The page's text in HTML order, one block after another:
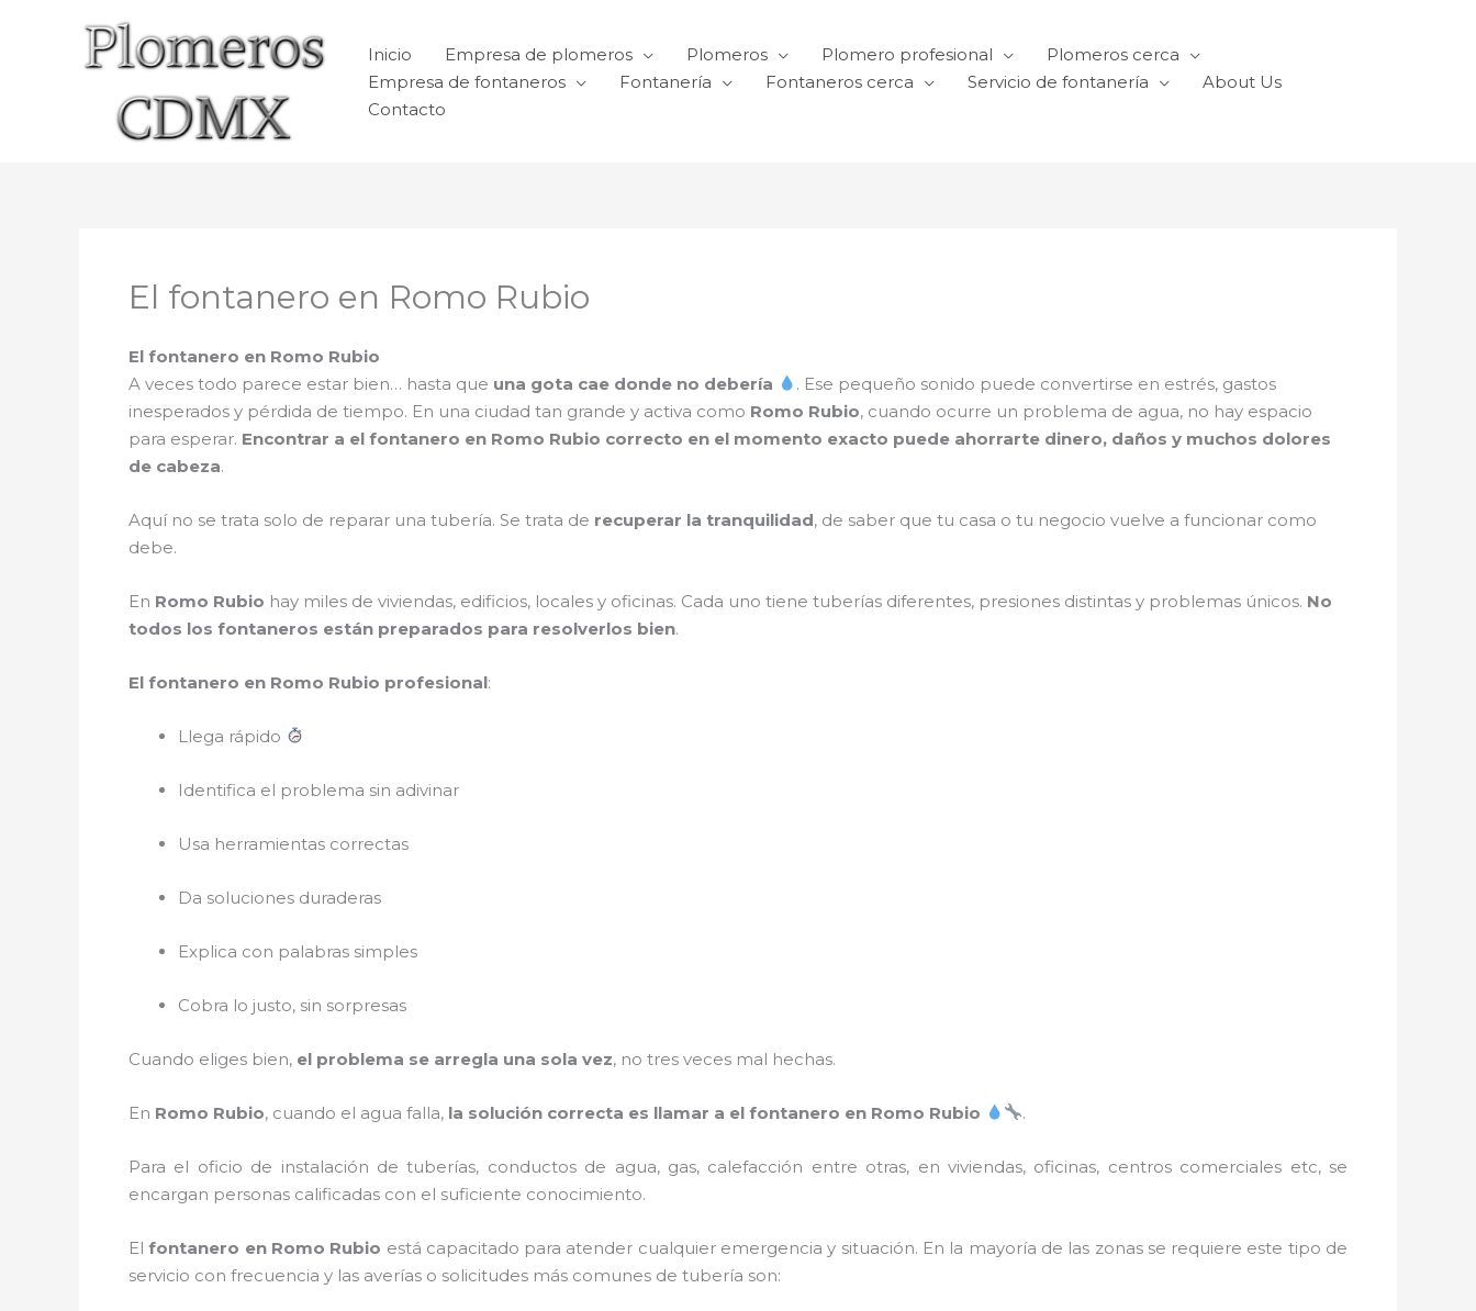
Inicio Empresa de plomeros Plomeros Plomero profesional
Plomeros cerca
Empresa de fontaneros
Fontanería Fontaneros cerca Servicio de fontanería
About Us
Contacto
El fontanero en Romo Rubio
El fontanero en Romo Rubio
A veces todo parece estar bien… hasta que una gota cae donde no debería
. Ese pequeño sonido puede convertirse en estrés, gastos
inesperados y pérdida de tiempo. En una ciudad tan grande y activa como Romo Rubio, cuando ocurre un problema de agua, no hay espacio
para esperar. Encontrar a el fontanero en Romo Rubio correcto en el momento exacto puede ahorrarte dinero, daños y muchos dolores
de cabeza.
Aquí no se trata solo de reparar una tubería. Se trata de recuperar la tranquilidad, de saber que tu casa o tu negocio vuelve a funcionar como
debe.
En Romo Rubio hay miles de viviendas, edificios, locales y oficinas. Cada uno tiene tuberías diferentes, presiones distintas y problemas únicos. No
todos los fontaneros están preparados para resolverlos bien.
El fontanero en Romo Rubio profesional:
Llega rápido
Identifica el problema sin adivinar
Usa herramientas correctas
Da soluciones duraderas
Explica con palabras simples
Cobra lo justo, sin sorpresas
Cuando eliges bien, el problema se arregla una sola vez, no tres veces mal hechas.
En Romo Rubio, cuando el agua falla, la solución correcta es llamar a el fontanero en Romo Rubio .
Para el oficio de instalación de tuberías, conductos de agua, gas, calefacción entre otras, en viviendas, oficinas, centros comerciales etc, se
encargan personas calificadas con el suficiente conocimiento.
El fontanero en Romo Rubio está capacitado para atender cualquier emergencia y situación. En la mayoría de las zonas se requiere este tipo de
servicio con frecuencia y las averías o solicitudes más comunes de tubería son: